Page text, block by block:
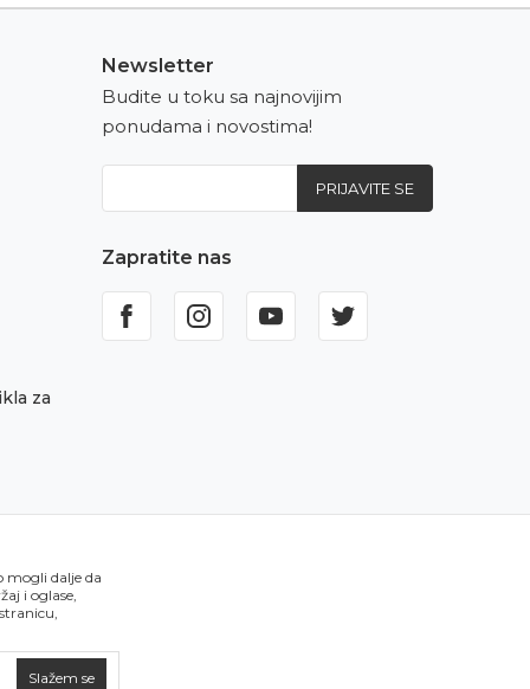
za
Newsletter
Budite u toku sa najnovijim
ponudama i novostima!
PRIJAVITE SE
Zapratite nas
mogli dalje da
i oglase,
Slažem se